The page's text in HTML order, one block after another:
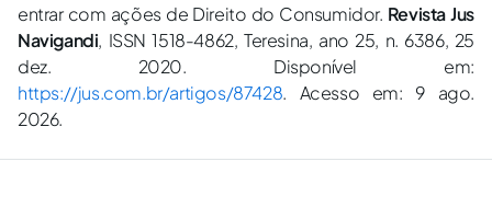
entrar com ações de Direito do Consumidor. Revista Jus
Navigandi, ISSN 1518-4862, Teresina, ano 25, n. 6386, 25
dez. 2020. Disponível em:
https://jus.com.br/artigos/87428. Acesso em: 9 ago.
2026.